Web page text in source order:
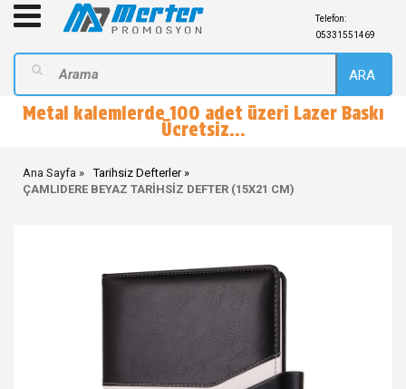
Telefon:
05331551469
ARA
Metal kalemlerde 100 adet üzeri Lazer Baskı
Ücretsiz...
Ana Sayfa
Tarihsiz Defterler
ÇAMLIDERE BEYAZ TARİHSİZ DEFTER (15X21 CM)